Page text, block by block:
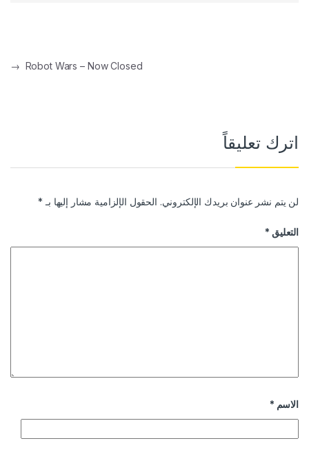
Robot Wars – Now Closed
→
اترك تعليقاً
لن يتم نشر عنوان بريدك الإلكتروني. الحقول الإلزامية مشار إليها بـ *
التعليق *
الاسم *